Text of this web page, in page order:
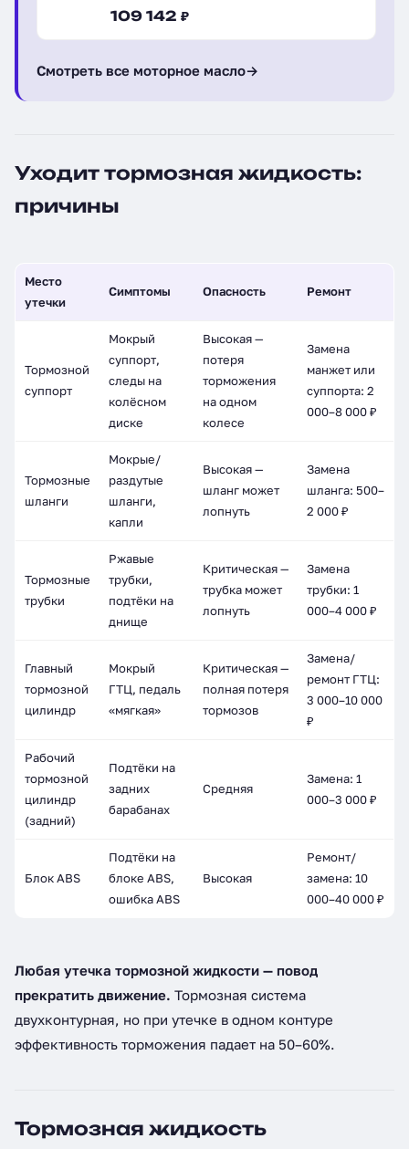
109 142 ₽
Смотреть все моторное масло→
Уходит тормозная жидкость:
причины
Место
утечки
Симптомы Опасность Ремонт
Тормозной
суппорт
Мокрый
суппорт,
следы на
колёсном
диске
Высокая —
потеря
торможения
на одном
колесе
Замена
манжет или
суппорта: 2
000–8 000 ₽
Тормозные
шланги
Мокрые/
раздутые
шланги,
капли
Высокая —
шланг может
лопнуть
Замена
шланга: 500–
2 000 ₽
Тормозные
трубки
Ржавые
трубки,
подтёки на
днище
Критическая —
трубка может
лопнуть
Замена
трубки: 1
000–4 000 ₽
Главный
тормозной
цилиндр
Мокрый
ГТЦ, педаль
«мягкая»
Критическая —
полная потеря
тормозов
Замена/
ремонт ГТЦ:
3 000–10 000
₽
Рабочий
тормозной
цилиндр
(задний)
Подтёки на
задних
барабанах
Средняя
Замена: 1
000–3 000 ₽
Блок ABS
Подтёки на
блоке ABS,
ошибка ABS
Высокая
Ремонт/
замена: 10
000–40 000 ₽
Любая утечка тормозной жидкости — повод
прекратить движение. Тормозная система
двухконтурная, но при утечке в одном контуре
эффективность торможения падает на 50–60%.
Тормозная жидкость